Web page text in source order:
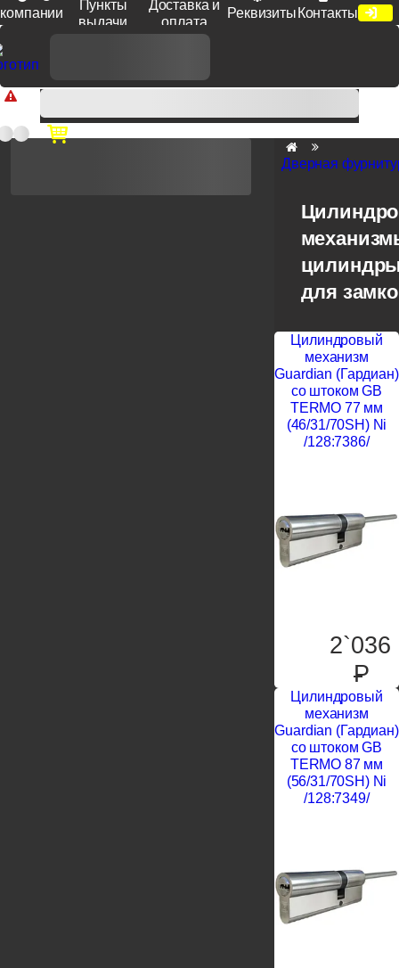
компании
Пункты
выдачи
Доставка и
оплата
Реквизиты Контакты
Доп. скидка от цен на сайте 7% при заказе от 50 тыс. руб
продукции Venezia, Fratelli, Tupai, Extreza, Melodia, Forme при
оплате по счету.
Дверная
для
Цилиндровый
механизм
Guardian (Гардиан)
со штоком GB
TERMO 77 мм
(46/31/70SH) Ni
/128:7386/
2`036
P
Цилиндровый
механизм
Guardian (Гардиан)
со штоком GB
TERMO 87 мм
(56/31/70SH) Ni
/128:7349/